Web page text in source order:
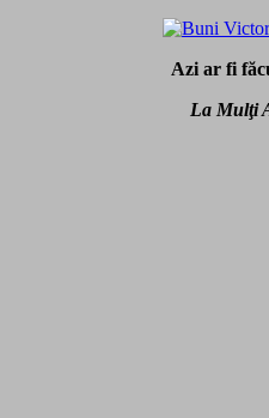
Azi ar fi
La Mulţi